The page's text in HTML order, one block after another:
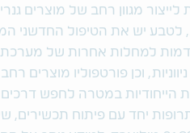
יותר מ-1,800 מולקולות לייצור מגוון רחב של
לטבע יש את הטיפול החדשני
למחלות אחרות של
וכן פורטפוליו מוצרים
הייחודיות במטרה לחפש
יחד עם פיתוח תכשירים,